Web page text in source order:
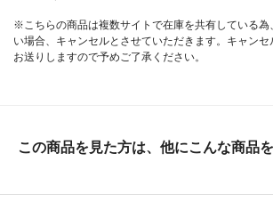
※こちらの商品は複数サイトで在庫を共有している為
い場合、キャンセルとさせていただきます。キャン
お送りしますので予めご了承ください。
この商品を見た方は、他にこんな商品